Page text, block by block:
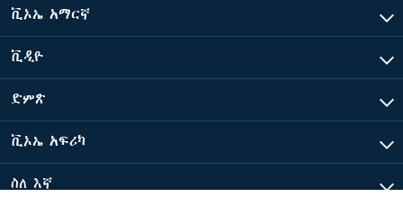
ቪኦኤ አማርኛ
ቪዲዮ
ድምጽ
ቪኦኤ አፍሪካ
ስለ እኛ